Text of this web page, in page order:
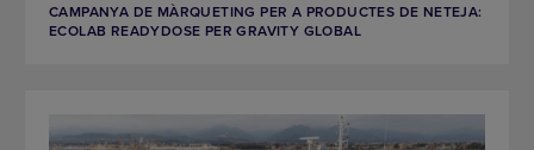
CAMPANYA DE MÀRQUETING PER A PRODUCTES DE NETEJA:
ECOLAB READYDOSE PER GRAVITY GLOBAL